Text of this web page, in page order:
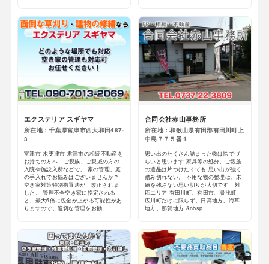
エクステリア スギヤマ
所在地：千葉県富津市西大和田487-
3
富津市 木更津市 君津市の相続不動産を
お持ちの方へ ご親族、ご親戚の方の
入院や施設入所などで、 家の管理、庭
の手入れでお悩みはございませんか？
空き家対策特別措置法が、改正されま
した。 管理不全空き家に指定される
と、最大6倍に税金が上がる可能性があ
りますので、適切な管理をお勧 ...
合同会社赤山事務所
所在地：和歌山県有田郡有田川町上
中島７７５番１
思い出のたくさん詰まった物は捨てづ
らいと思います 家具等の処分、ご親族
の遺品は片づけたくても 思い出が強く
踏み切れない。 不用な物の整理は、未
練を残さない思い切りが大切です 対
応エリア 有田川町、有田市、湯浅町、
広川町だけに限らず、日高地方、海草
地方、那賀地方 &nbsp ...